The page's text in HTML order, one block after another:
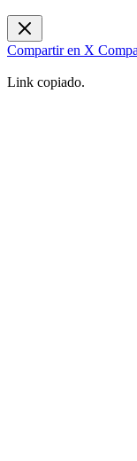
Compartir en X
Link copiado.